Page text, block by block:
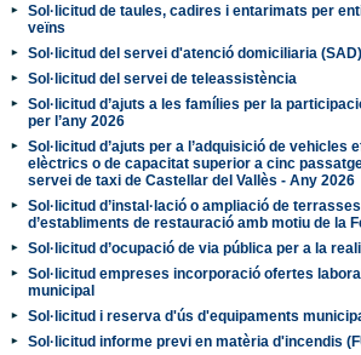
Sol·licitud de taules, cadires i entarimats per
veïns
Sol·licitud del servei d'atenció domiciliaria (SAD)
Sol·licitud del servei de teleassistència
Sol·licitud d’ajuts a les famílies per la
per l’any 2026
Sol·licitud d’ajuts per a l’adquisició de vehicles
elèctrics o de capacitat superior a cinc
servei de taxi de Castellar del Vallès - Any 2026
Sol·licitud d’instal·lació o ampliació de
d’establiments de restauració amb motiu de la
Sol·licitud d’ocupació de via pública per a la
Sol·licitud empreses incorporació ofertes
municipal
Sol·licitud i reserva d'ús d'equipaments
Sol·licitud informe previ en matèria d'incendis